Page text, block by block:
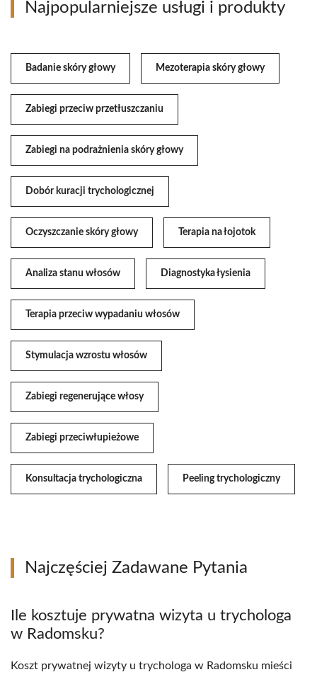
Najpopularniejsze usługi i produkty
Badanie skóry głowy Mezoterapia skóry głowy
Zabiegi przeciw przetłuszczaniu
Zabiegi na podrażnienia skóry głowy
Dobór kuracji trychologicznej
Oczyszczanie skóry głowy Terapia na łojotok
Analiza stanu włosów Diagnostyka łysienia
Terapia przeciw wypadaniu włosów
Stymulacja wzrostu włosów
Zabiegi regenerujące włosy
Zabiegi przeciwłupieżowe
Konsultacja trychologiczna Peeling trychologiczny
Najczęściej Zadawane Pytania
Ile kosztuje prywatna wizyta u trychologa
w Radomsku?
Koszt prywatnej wizyty u trychologa w Radomsku mieści